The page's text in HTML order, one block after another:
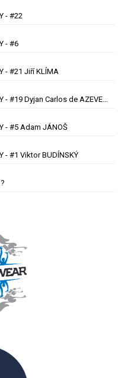
- #22
- #6
- #21 Jiří KLÍMA
Dražba hráčských dresů SILESIAN FAMILY - #19 Dyjan Carlos de AZEVEDO
- #5 Adam JÁNOŠ
- #1 Viktor BUDÍNSKÝ